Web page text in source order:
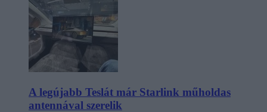
A legújabb Teslát már Starlink műholdas
antennával szerelik